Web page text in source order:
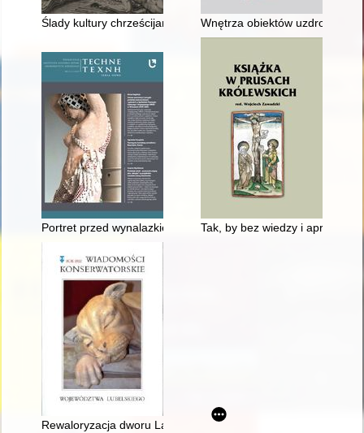
Ślady kultury chrześcijańskiej w Achai do 313 roku
Wnętrza obiektów
Portret przed wynalazkiem fotografii : "fizjonotras" Tadeusza
Tak, by bez wiedzy i aprobaty
Rewaloryzacja dworu Lachertów w Ciechankach